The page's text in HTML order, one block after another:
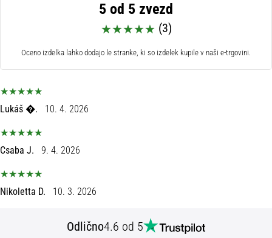
Narejeni
za
napad
Nike
Maestro
nogometni
–
kontrola
5 od 5 zvezd
(3)
Oceno izdelka lahko dodajo le stranke, ki so izdelek kupile v naši e-trgovini.
Lukáš �. 10. 4. 2026
Csaba J. 9. 4. 2026
Nikoletta D. 10. 3. 2026
Odlično4.6 od 5